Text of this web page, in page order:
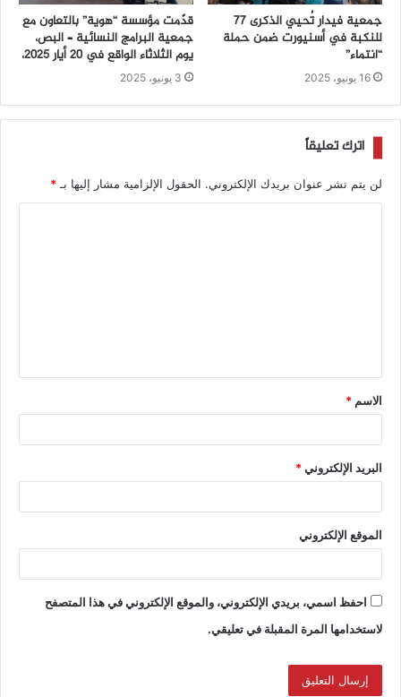
جمعية فيدار تُحيي الذكرى 77
للنكبة في أسنيورت ضمن حملة
“انتماء”
16 يونيو، 2025
قدّمت مؤسسة “هوية” بالتعاون مع
جمعية البرامج النسائية – البص،
يوم الثلاثاء الواقع في 20 أيار 2025،
3 يونيو، 2025
اترك تعليقاً
لن يتم نشر عنوان بريدك الإلكتروني. الحقول الإلزامية مشار إليها بـ *
الاسم *
البريد الإلكتروني*
الموقع الإلكتروني
احفظ اسمي، بريدي الإلكتروني، والموقع الإلكتروني في هذا المتصفح
لاستخدامها المرة المقبلة في تعليقي.